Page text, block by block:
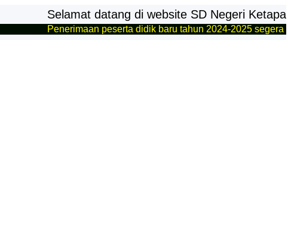
Selamat datang di website SD Negeri Ketapanrame 1
Penerimaan peserta didik baru tahun 2024-2025 segera dibuka,